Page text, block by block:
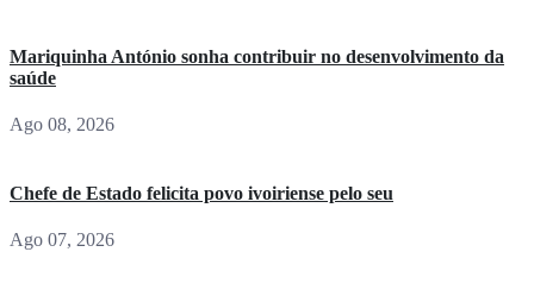
Mariquinha António sonha contribuir no desenvolvimento da
saúde
Ago 08, 2026
Chefe de Estado felicita povo ivoiriense pelo seu
Ago 07, 2026